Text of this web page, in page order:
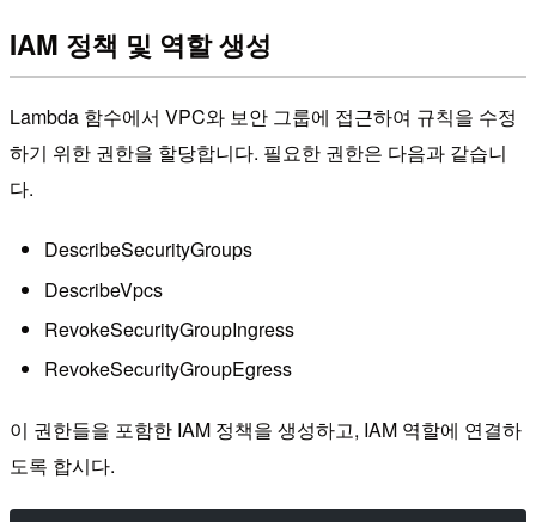
IAM 정책 및 역할 생성
Lambda 함수에서 VPC와 보안 그룹에 접근하여 규칙을 수정
하기 위한 권한을 할당합니다. 필요한 권한은 다음과 같습니
다.
DescribeSecurityGroups
DescribeVpcs
RevokeSecurityGroupIngress
RevokeSecurityGroupEgress
이 권한들을 포함한 IAM 정책을 생성하고, IAM 역할에 연결하
도록 합시다.